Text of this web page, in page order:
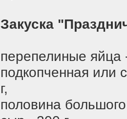
Закуска
перепелиные яйца
подкопченная или
г,
половина